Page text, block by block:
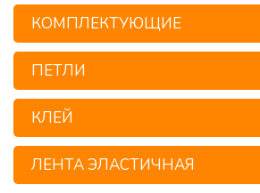
КОМПЛЕКТУЮЩИЕ
ПЕТЛИ
КЛЕЙ
ЛЕНТА ЭЛАСТИЧНАЯ